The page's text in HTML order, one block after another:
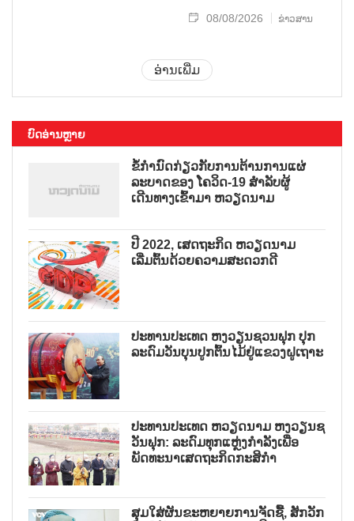
08/08/2026 ຂ່າວສານ
ອ່ານເພີ່ມ
ບົດອ່ານຫຼາຍ
ຂໍ້ກຳນົດກ່ຽວກັບການຕ້ານການແຜ່
ລະບາດຂອງ ໂຄວິດ-19 ສຳລັບຜູ້
ເດີນທາງເຂົ້າມາ ຫວຽດນາມ
ປີ 2022, ເສດຖະກິດ ຫວຽດນາມ
ເລີ່ມຕົ້ນດ້ວຍຄວາມສະດວກດີ
ປະທານປະເທດ ຫງວຽນຊວນຟຸກ ປຸກ
ລະດົມວັນບຸນປູກຕົ້ນໄມ້ຢູ່ແຂວງຝູເຖາະ
ປະທານປະເທດ ຫວຽດນາມ ຫງວຽນຊ
ວັນຟຸກ: ລະດົມທຸກແຫຼ່ງກຳລັງເພື່ອ
ພັດທະນາເສດຖະກິດກະສິກຳ
ສຸມໃສ່ຜັນຂະຫຍາຍການຈັດຊື້, ສັກວັກ